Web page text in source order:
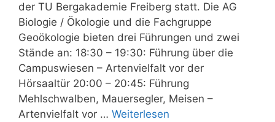
der TU Bergakademie Freiberg statt. Die AG
Biologie / Ökologie und die Fachgruppe
Geoökologie bieten drei Führungen und zwei
Stände an: 18:30 – 19:30: Führung über die
Campuswiesen – Artenvielfalt vor der
Hörsaaltür 20:00 – 20:45: Führung
Mehlschwalben, Mauersegler, Meisen –
Artenvielfalt vor … Weiterlesen